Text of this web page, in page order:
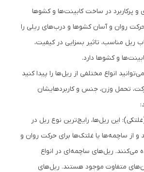
و پرکاربرد در ساخت کابینت‌ها و کشوها
روان و آسان کشوها و درب‌های ریلی را
ریل مناسب، تاثیر بسزایی در کیفیت،
و کشوها دارد.
انواع مختلفی از ریل‌ها را پیدا کنید
تحمل وزن، جنس و کاربردهایشان
این ریل‌ها، رایج‌ترین نوع ریل در
از ساچمه‌ها یا غلتک‌ها برای حرکت روان و
می‌کنند. ریل‌های ساچمه‌ای در انواع
متفاوت موجود هستند. ریل‌های